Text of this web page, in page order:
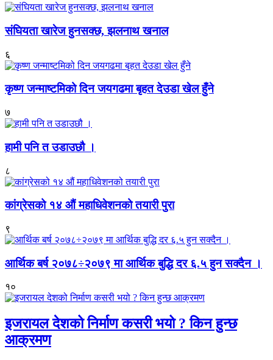
संघियता खारेज हुनसक्छ, झलनाथ खनाल
६
कृष्ण जन्माष्टमिको दिन जयगढमा बृहत देउडा खेल हुँने
७
हामी पनि त उडाउछौ ।
८
कांग्रेसको १४ औं महाधिवेशनको तयारी पुरा
९
आर्थिक बर्ष २०७८÷२०७९ मा आर्थिक बुद्धि दर ६.५ हुन सक्दैन ।
१०
इजरायल देशको निर्माण कसरी भयो ? किन हुन्छ
आक्रमण